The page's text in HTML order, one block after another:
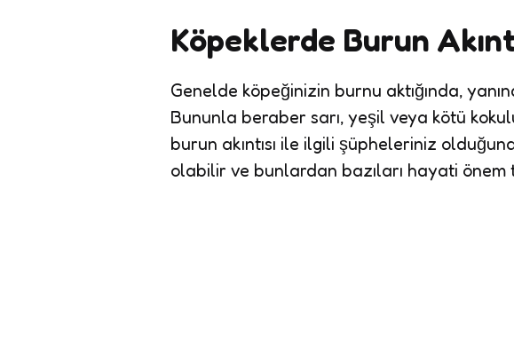
Köpeklerde Burun
Genelde köpeğinizin burnu aktığında,
Bununla beraber sarı, yeşil veya kötü
burun akıntısı ile ilgili şüpheleriniz
olabilir ve bunlardan bazıları hayati önem